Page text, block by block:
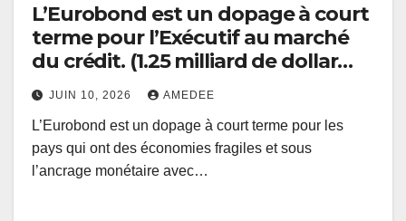
L’Eurobond est un dopage à court
terme pour l’Exécutif au marché
du crédit. (1.25 milliard de dollar
pour la RDC). Un succès financier
JUIN 10, 2026 AMEDEE
L’Eurobond est un dopage à court terme pour les
pays qui ont des économies fragiles et sous
l’ancrage monétaire avec…